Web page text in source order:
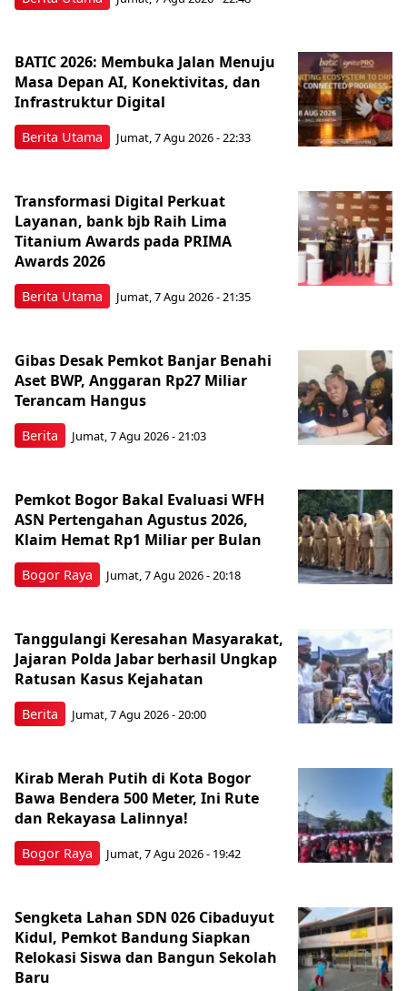
Berita Utama
BATIC 2026: Membuka Jalan Menuju
Masa Depan AI, Konektivitas, dan
Infrastruktur Digital
Jumat, 7 Agu 2026 - 22:33
Berita Utama
Transformasi Digital Perkuat
Layanan, bank bjb Raih Lima
Titanium Awards pada PRIMA
Awards 2026
Jumat, 7 Agu 2026 - 21:35
Berita
Gibas Desak Pemkot Banjar Benahi
Aset BWP, Anggaran Rp27 Miliar
Terancam Hangus
Jumat, 7 Agu 2026 - 21:03
Bogor Raya
Pemkot Bogor Bakal Evaluasi WFH
ASN Pertengahan Agustus 2026,
Klaim Hemat Rp1 Miliar per Bulan
Jumat, 7 Agu 2026 - 20:18
Berita
Tanggulangi Keresahan Masyarakat,
Jajaran Polda Jabar berhasil Ungkap
Ratusan Kasus Kejahatan
Jumat, 7 Agu 2026 - 20:00
Bogor Raya
Kirab Merah Putih di Kota Bogor
Bawa Bendera 500 Meter, Ini Rute
dan Rekayasa Lalinnya!
Jumat, 7 Agu 2026 - 19:42
Sengketa Lahan SDN 026 Cibaduyut
Kidul, Pemkot Bandung Siapkan
Relokasi Siswa dan Bangun Sekolah
Baru